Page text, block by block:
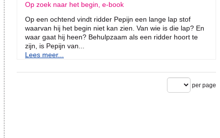
Op zoek naar het begin, e-book
Op een ochtend vindt ridder Pepijn een lange lap stof
waarvan hij het begin niet kan zien. Van wie is die lap? En
waar gaat hij heen? Behulpzaam als een ridder hoort te
zijn, is Pepijn van...
Lees meer...
per page